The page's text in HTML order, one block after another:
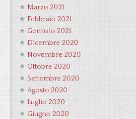
Marzo 2021
Febbraio 2021
Gennaio 2021
Dicembre 2020
Novembre 2020
Ottobre 2020
Settembre 2020
Agosto 2020
Luglio 2020
Giugno 2020